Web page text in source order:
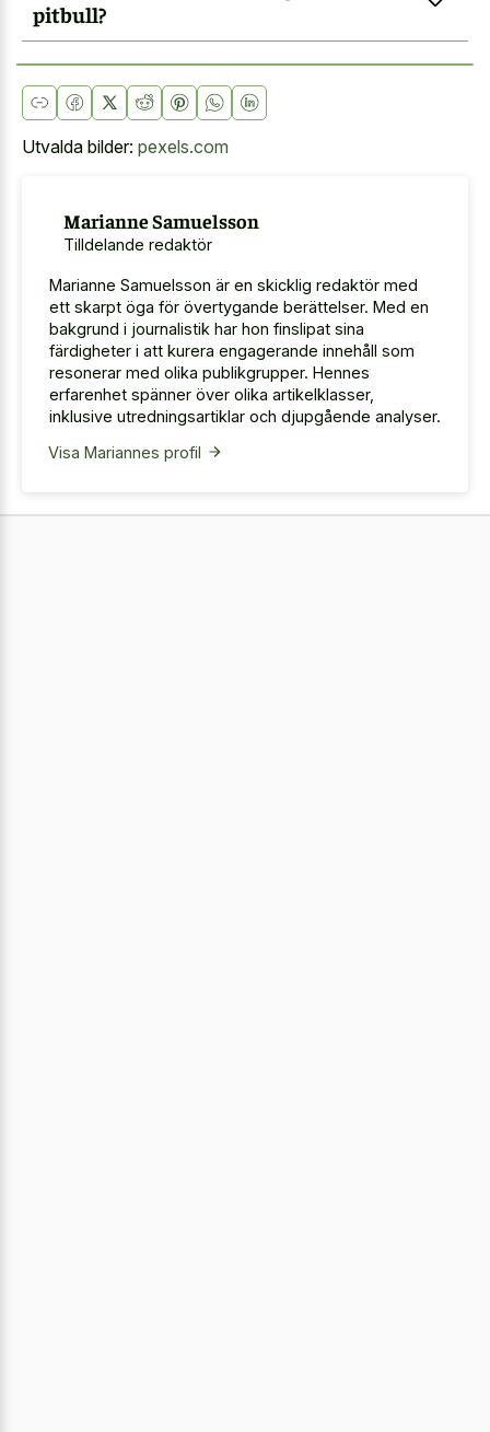
pitbull?
Utvalda bilder: pexels.com
Marianne Samuelsson
Tilldelande redaktör
Marianne Samuelsson är en skicklig redaktör med
ett skarpt öga för övertygande berättelser. Med en
bakgrund i journalistik har hon finslipat sina
färdigheter i att kurera engagerande innehåll som
resonerar med olika publikgrupper. Hennes
erfarenhet spänner över olika artikelklasser,
inklusive utredningsartiklar och djupgående analyser.
Visa Mariannes profil